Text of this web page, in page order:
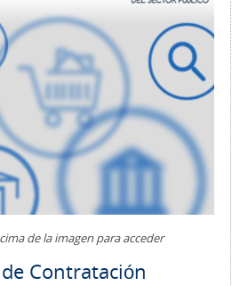
de la imagen para acceder
Contratación